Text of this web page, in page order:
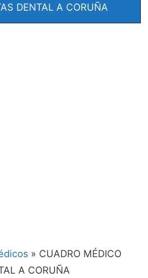
DENTAL A CORUÑA
» CUADRO MÉDICO
A CORUÑA